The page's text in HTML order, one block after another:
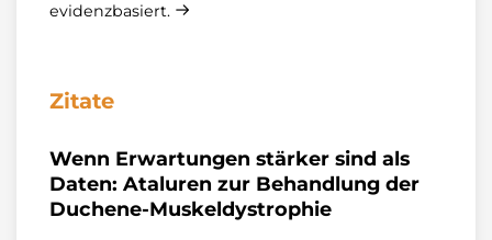
evidenzbasiert.
Zitate
Wenn Erwartungen stärker sind als
Daten: Ataluren zur Behandlung der
Duchene-Muskeldystrophie